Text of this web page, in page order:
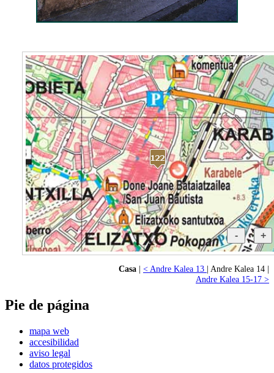
Casa | < Andre Kalea 13 | Andre Kalea 14 |
Andre Kalea 15-17 >
Pie de página
mapa web
accesibilidad
aviso legal
datos protegidos